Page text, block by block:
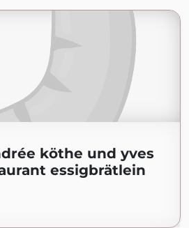
köthe und yves
essigbrätlein